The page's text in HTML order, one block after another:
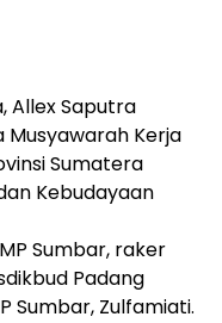
Allex Saputra
Kerja
Sumatera
Kebudayaan
Sumbar, raker
Padang
Sumbar, Zulfamiati.